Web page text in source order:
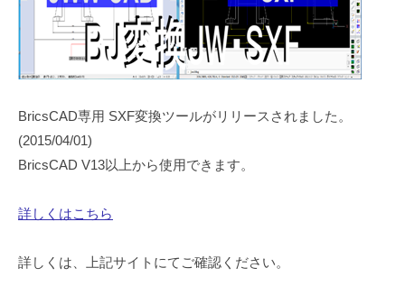
BricsCAD専用 SXF変換ツールがリリースされました。
(2015/04/01)
BricsCAD V13以上から使用できます。
詳しくはこちら
詳しくは、上記サイトにてご確認ください。